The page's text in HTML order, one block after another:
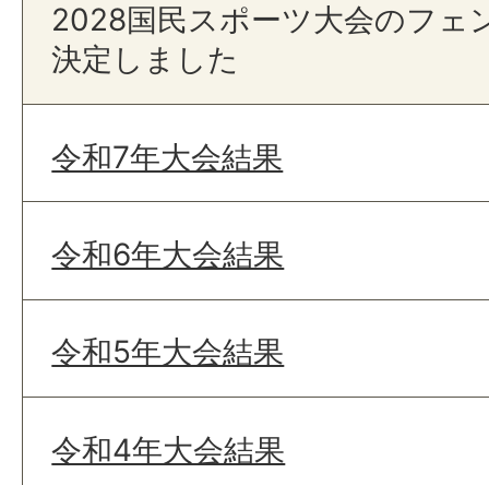
2028国民スポーツ大会のフェ
決定しました
令和7年大会結果
令和6年大会結果
令和5年大会結果
令和4年大会結果